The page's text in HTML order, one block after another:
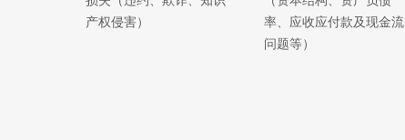
产权侵害）
率、应收应付款及现金流
问题等）